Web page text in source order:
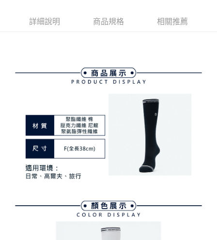
ATM／網路銀行／等多元方式進行付款，方視為交易完成。
客戶支援中心」https://netprotections.freshdesk.com/support/home
１．透過由恩沛科技股份有限公司提供之「AFTEE先享後付」服務完成之交
易，需依本服務之必要範圍內提供個人資料，並將交易相關給付款項請求債
權轉讓予恩沛科技股份有限公司。
２．關於個人資料處理事宜，請瀏覽以下網址：
https://aftee.tw/terms/#terms3
３．未成年的使用者請事先徵得法定代理人或監護人之同意方可使用
「AFTEE先享後付」，若未經同意申辦者引起之損失，本公司不負相關責
４．使用「AFTEE先享後付」時，將依據個別帳號之用戶狀況，依本公司即
時審查核予不同之上限額度；若仍有額度不足之情形，本公司將視審查結果
恩沛科技股份有限公司將有權停止該用戶之使用額度並採取法律行動。
萊爾富取貨付款
付款後7-11取貨
免運費
離島宅配
詳細說明 商品規格 相關推薦